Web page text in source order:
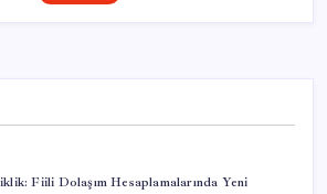
Fiili Dolaşım Hesaplamalarında Yeni